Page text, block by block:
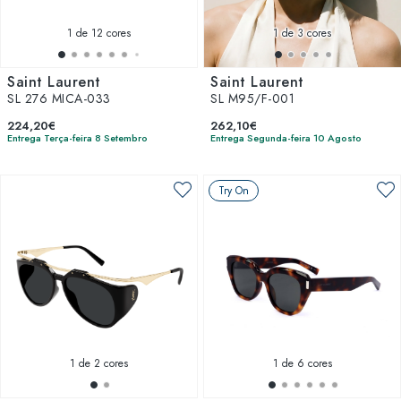
1 de 12 cores
Saint Laurent
SL 276 MICA-033
224,20€
Entrega Terça-feira 8 Setembro
1de 3 cores
Saint Laurent
SL M95/F-001
262,10€
Entrega Segunda-feira 10 Agosto
1 de 2 cores
Try On
1 de 6 cores